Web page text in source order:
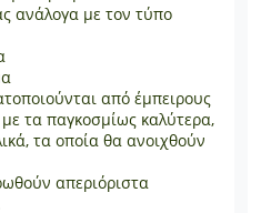
ανάλογα με τον τύπο
από έμπειρους
τα παγκοσμίως καλύτερα,
τα οποία θα ανοιχθούν
απεριόριστα